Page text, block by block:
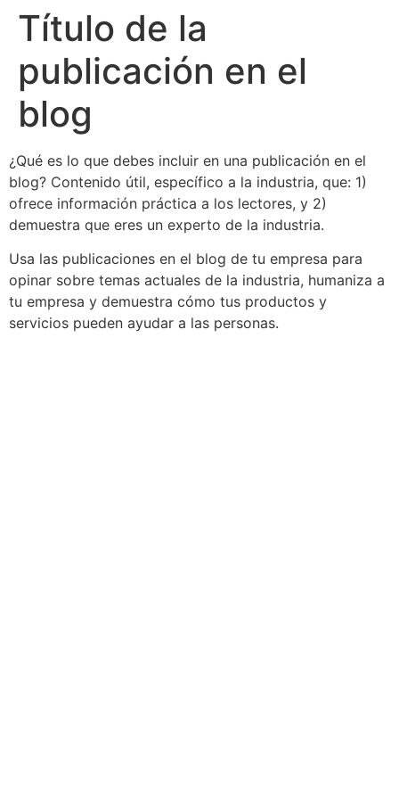
Título de la
publicación en el
blog
¿Qué es lo que debes incluir en una publicación en el
blog? Contenido útil, específico a la industria, que: 1)
ofrece información práctica a los lectores, y 2)
demuestra que eres un experto de la industria.
Usa las publicaciones en el blog de tu empresa para
opinar sobre temas actuales de la industria, humaniza a
tu empresa y demuestra cómo tus productos y
servicios pueden ayudar a las personas.